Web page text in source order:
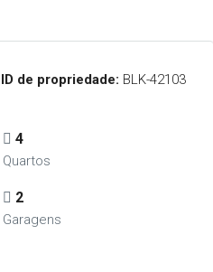
ID de propriedade: BLK-42103
4
Quartos
2
Garagens